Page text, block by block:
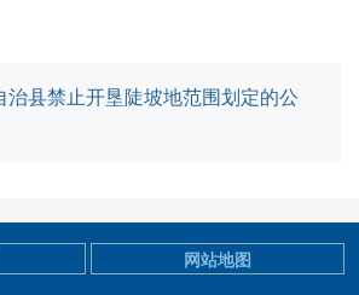
治县禁止开垦陡坡地范围划定的公
网站地图